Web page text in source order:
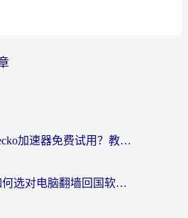
海外党必看：gecko加速器免费试用？教你选对回国加速器，无缝刷国内剧玩游戏
海外党必看：如何选对电脑翻墙回国软件，轻松解锁国内资源？